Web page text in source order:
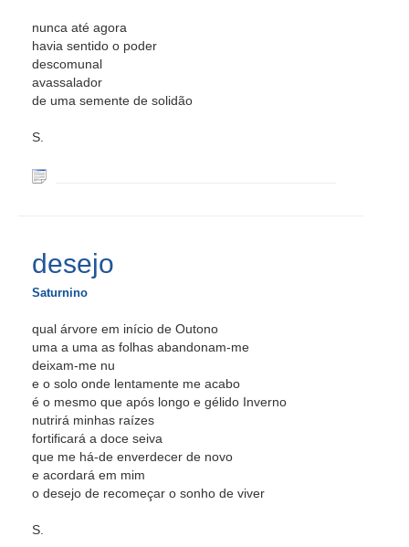
nunca até agora
havia sentido o poder
descomunal
avassalador
de uma semente de solidão
S.
desejo
Saturnino
qual árvore em início de Outono
uma a uma as folhas abandonam-me
deixam-me nu
e o solo onde lentamente me acabo
é o mesmo que após longo e gélido Inverno
nutrirá minhas raízes
fortificará a doce seiva
que me há-de enverdecer de novo
e acordará em mim
o desejo de recomeçar o sonho de viver
S.